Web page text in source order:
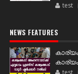
test
NEWS FEATURES
test